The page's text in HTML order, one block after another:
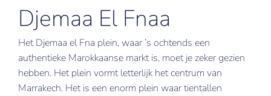
Marrakech
Milaan
New York
Djemaa El Fnaa
Het Djemaa el Fna plein, waar ’s ochtends een
authentieke Marokkaanse markt is, moet je zeker gezien
hebben. Het plein vormt letterlijk het centrum van
Marrakech. Het is een enorm plein waar tientallen